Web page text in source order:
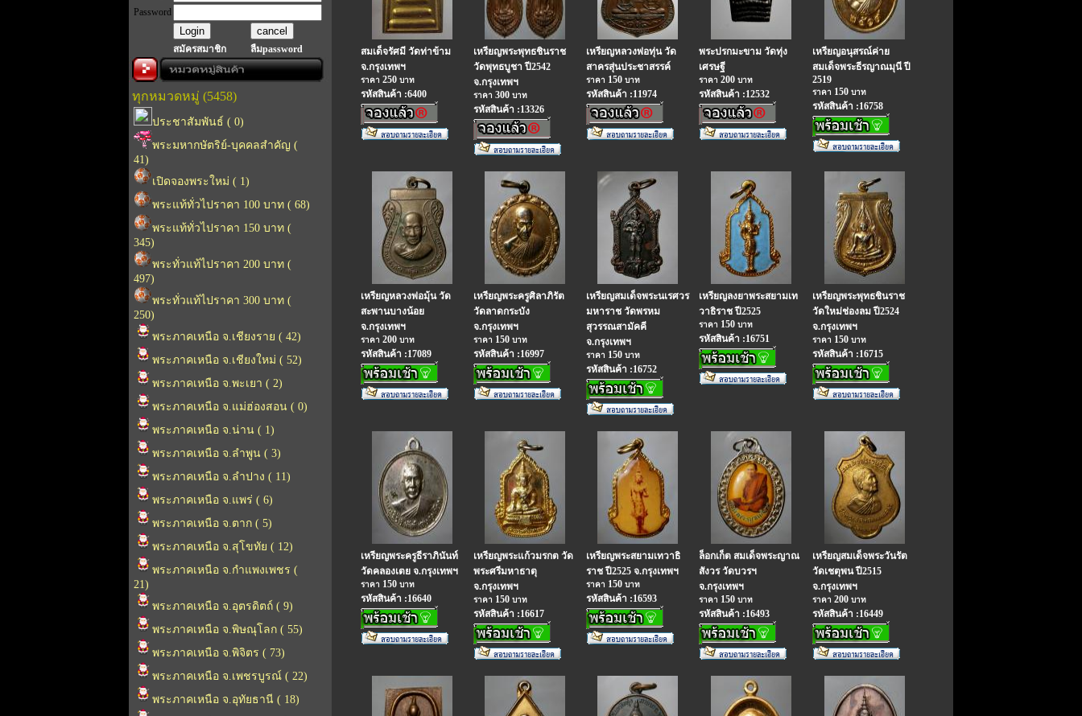
Password
สมัครสมาชิก ลืมpassword
ทุกหมวดหมู่ (5458)
ประชาสัมพันธ์ ( 0)
พระมหากษัตริย์-บุคคลสำคัญ (
41)
เปิดจองพระใหม่ ( 1)
พระแท้ทั่วไปราคา 100 บาท ( 68)
พระแท้ทั่วไปราคา 150 บาท (
345)
พระทั่วแท้ไปราคา 200 บาท (
497)
พระทั่วแท้ไปราคา 300 บาท (
250)
พระภาคเหนือ จ.เชียงราย ( 42)
พระภาคเหนือ จ.เชียงใหม่ ( 52)
พระภาคเหนือ จ.พะเยา ( 2)
พระภาคเหนือ จ.แม่ฮ่องสอน ( 0)
พระภาคเหนือ จ.น่าน ( 1)
พระภาคเหนือ จ.ลำพูน ( 3)
พระภาคเหนือ จ.ลำปาง ( 11)
พระภาคเหนือ จ.แพร่ ( 6)
พระภาคเหนือ จ.ตาก ( 5)
พระภาคเหนือ จ.สุโขทัย ( 12)
พระภาคเหนือ จ.กำแพงเพชร (
21)
พระภาคเหนือ จ.อุตรดิตถ์ ( 9)
พระภาคเหนือ จ.พิษณุโลก ( 55)
พระภาคเหนือ จ.พิจิตร ( 73)
พระภาคเหนือ จ.เพชรบูรณ์ ( 22)
พระภาคเหนือ จ.อุทัยธานี ( 18)
สมเด็จรัศมี วัดท่าข้าม
จ.กรุงเทพฯ
ราคา 250 บาท
รหัสสินค้า :6400
เหรียญพระพุทธชินราช
วัดพุทธบูชา ปี2542
จ.กรุงเทพฯ
ราคา 300 บาท
รหัสสินค้า :13326
เหรียญหลวงพ่อทุ่น วัด
สาครสุ่นประชาสรรค์
ราคา 150 บาท
รหัสสินค้า :11974
พระปรกมะขาม วัดทุ่ง
เศรษฐี
ราคา 200 บาท
รหัสสินค้า :12532
เหรียญอนุสรณ์ค่าย
สมเด็จพระธีรญาณมุนี ปี
2519
ราคา 150 บาท
รหัสสินค้า :16758
เหรียญหลวงพ่อมุ้น วัด
สะพานบางน้อย
จ.กรุงเทพฯ
ราคา 200 บาท
รหัสสินค้า :17089
เหรียญพระครูศิลาภิรัต
วัดลาดกระบัง
จ.กรุงเทพฯ
ราคา 150 บาท
รหัสสินค้า :16997
เหรียญสมเด็จพระนเรศวร
มหาราช วัดพรหม
สุวรรณสามัคคี
จ.กรุงเทพฯ
ราคา 150 บาท
รหัสสินค้า :16752
เหรียญลงยาพระสยามเท
วาธิราช ปี2525
ราคา 150 บาท
รหัสสินค้า :16751
เหรียญพระพุทธชินราช
วัดใหม่ช่องลม ปี2524
จ.กรุงเทพฯ
ราคา 150 บาท
รหัสสินค้า :16715
เหรียญพระครูธีราภินันท์
วัดคลองเตย จ.กรุงเทพฯ
ราคา 150 บาท
รหัสสินค้า :16640
เหรียญพระแก้วมรกต วัด
พระศรีมหาธาตุ
จ.กรุงเทพฯ
ราคา 150 บาท
รหัสสินค้า :16617
เหรียญพระสยามเทวาธิ
ราช ปี2525 จ.กรุงเทพฯ
ราคา 150 บาท
รหัสสินค้า :16593
ล็อกเก็ต สมเด็จพระญาณ
สังวร วัดบวรฯ
จ.กรุงเทพฯ
ราคา 150 บาท
รหัสสินค้า :16493
เหรียญสมเด็จพระวันรัต
วัดเชตุพน ปี2515
จ.กรุงเทพฯ
ราคา 200 บาท
รหัสสินค้า :16449